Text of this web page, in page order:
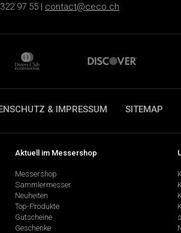
97 55 | contact@ceco.ch
& IMPRESSUM SITEMAP
Aktuell im Messershop
Messershop
Sammlermesser
Neuheiten
Top-Produkte
Gutscheine
Geschenke